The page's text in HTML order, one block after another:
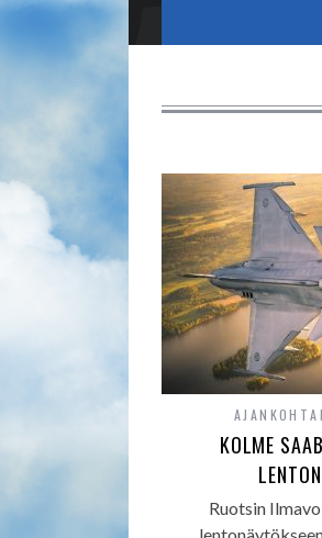
KOLME
Ruotsin